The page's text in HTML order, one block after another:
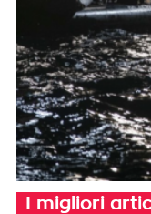
I migliori